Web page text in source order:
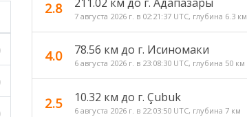
2.8 7 августа 2026 г. в 02:21:37 UTC, глубина 6.3 км
4.0 78.56 км до г. Исиномаки
6 августа 2026 г. в 23:08:30 UTC, глубина 50 км
2.5 10.32 км до г. Çubuk
6 августа 2026 г. в 22:03:50 UTC, глубина 7 км